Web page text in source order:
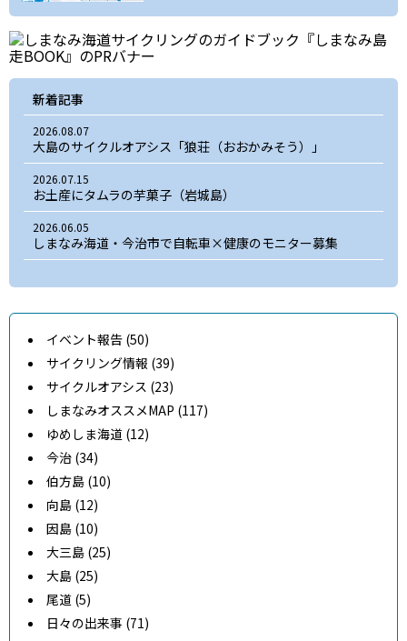
新着記事
2026.08.07
大島のサイクルオアシス「狼荘（おおかみそう）」
2026.07.15
お土産にタムラの芋菓子（岩城島）
2026.06.05
しまなみ海道・今治市で自転車×健康のモニター募集
イベント報告 (50)
サイクリング情報 (39)
サイクルオアシス (23)
しまなみオススメMAP (117)
ゆめしま海道 (12)
今治 (34)
伯方島 (10)
向島 (12)
因島 (10)
大三島 (25)
大島 (25)
尾道 (5)
日々の出来事 (71)